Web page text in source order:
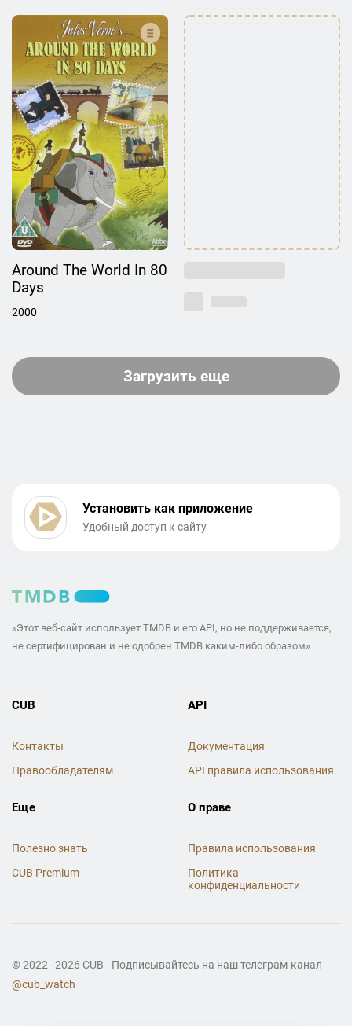
Around The World In 80
Days
2000
Загрузить еще
Установить как приложение
Удобный доступ к сайту
«Этот веб-сайт использует TMDB и его API, но не поддерживается,
не сертифицирован и не одобрен TMDB каким-либо образом»
CUB
Контакты
Правообладателям
API
Документация
API правила использования
Еще
Полезно знать
CUB Premium
О праве
Правила использования
Политика
конфиденциальности
© 2022–2026 CUB - Подписывайтесь на наш телеграм-канал
@cub_watch